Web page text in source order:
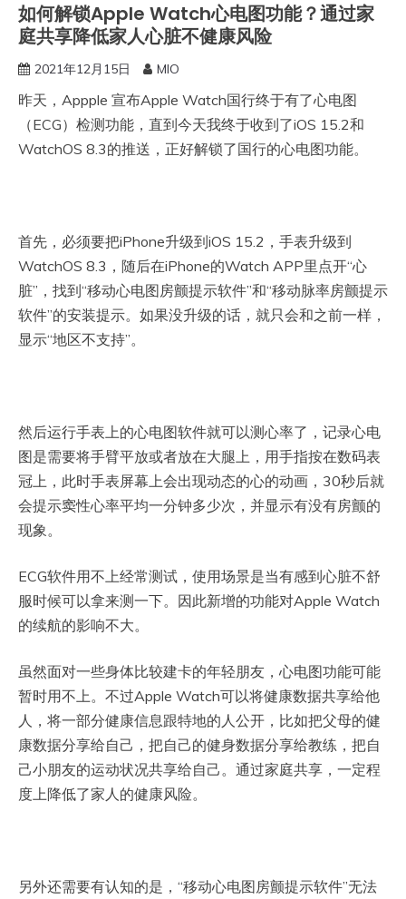
如何解锁Apple Watch心电图功能？通过家
庭共享降低家人心脏不健康风险
2021年12月15日 MIO
昨天，Appple 宣布Apple Watch国行终于有了心电图
（ECG）检测功能，直到今天我终于收到了iOS 15.2和
WatchOS 8.3的推送，正好解锁了国行的心电图功能。
首先，必须要把iPhone升级到iOS 15.2，手表升级到
WatchOS 8.3，随后在iPhone的Watch APP里点开“心
脏”，找到“移动心电图房颤提示软件”和“移动脉率房颤提示
软件”的安装提示。如果没升级的话，就只会和之前一样，
显示“地区不支持”。
然后运行手表上的心电图软件就可以测心率了，记录心电
图是需要将手臂平放或者放在大腿上，用手指按在数码表
冠上，此时手表屏幕上会出现动态的心的动画，30秒后就
会提示窦性心率平均一分钟多少次，并显示有没有房颤的
现象。
ECG软件用不上经常测试，使用场景是当有感到心脏不舒
服时候可以拿来测一下。因此新增的功能对Apple Watch
的续航的影响不大。
虽然面对一些身体比较建卡的年轻朋友，心电图功能可能
暂时用不上。不过Apple Watch可以将健康数据共享给他
人，将一部分健康信息跟特地的人公开，比如把父母的健
康数据分享给自己，把自己的健身数据分享给教练，把自
己小朋友的运动状况共享给自己。通过家庭共享，一定程
度上降低了家人的健康风险。
另外还需要有认知的是，“移动心电图房颤提示软件”无法